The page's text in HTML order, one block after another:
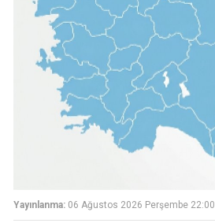
Yayınlanma: 06 Ağustos 2026 Perşembe 22:00